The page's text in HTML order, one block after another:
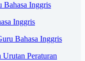
Bahasa Inggris
Inggris
Bahasa Inggris
Peraturan